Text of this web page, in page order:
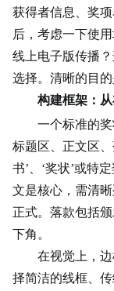
获得者信息、 奖项
后，考虑一下使
线上电子版传播
选择。清晰的目
构建框架：
一个标准的
标题区、正文区、
书’、‘奖状’或特
文是核心，需清
正式。落款包括
下角。
在视觉上，
择简洁的线框、